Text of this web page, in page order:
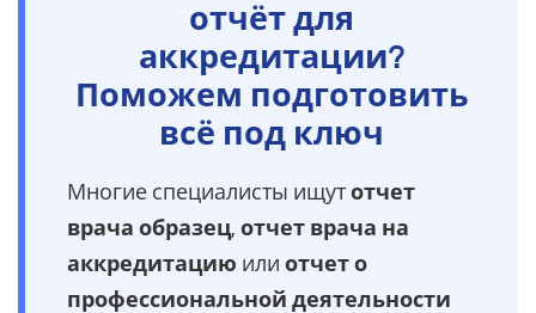
отчёт для
аккредитации?
Поможем подготовить
всё под ключ
Многие специалисты ищут отчет
врача образец, отчет врача на
аккредитацию или отчет о
профессиональной деятельности